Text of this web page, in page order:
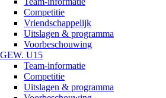
Competitie
Vriendschappelijk
Uitslagen & programma
Voorbeschouwing
GEW. U15
Team-informatie
Competitie
Uitslagen & programma